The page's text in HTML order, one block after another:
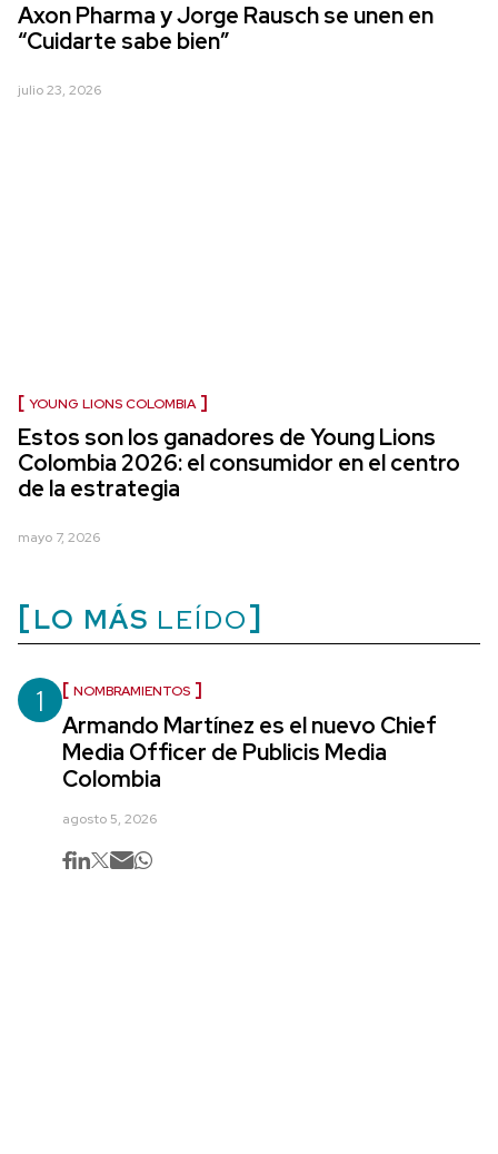
Axon Pharma y Jorge Rausch se unen en
“Cuidarte sabe bien”
julio 23, 2026
YOUNG LIONS COLOMBIA
Estos son los ganadores de Young Lions
Colombia 2026: el consumidor en el centro
de la estrategia
mayo 7, 2026
LO MÁS LEÍDO
1 NOMBRAMIENTOS
Armando Martínez es el nuevo Chief
Media Officer de Publicis Media
Colombia
agosto 5, 2026